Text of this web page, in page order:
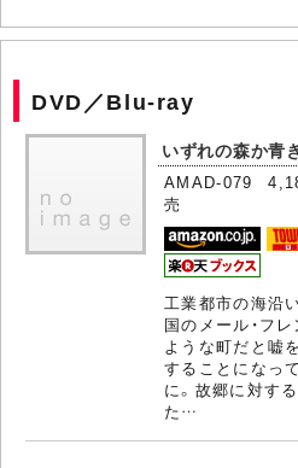
DVD／Blu-ray
いずれの森か青
AMAD-079
売
工業都市の海沿
国のメール・フ
ような町だと嘘
することになっ
に。故郷に対す
た…